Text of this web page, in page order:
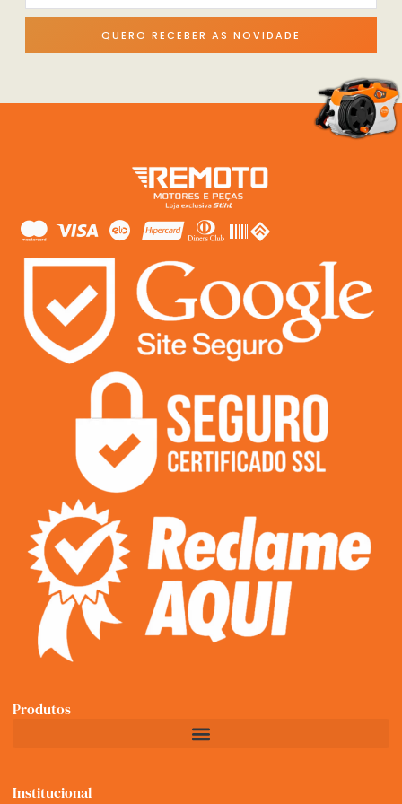
QUERO RECEBER AS NOVIDADE
Produtos
Institucional